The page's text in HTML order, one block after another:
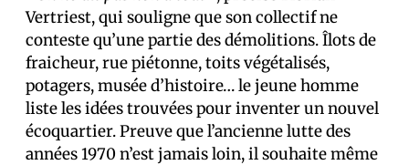
Vertriest, qui souligne que son collectif ne
conteste qu’une partie des démolitions. Îlots de
fraicheur, rue piétonne, toits végétalisés,
potagers, musée d’histoire… le jeune homme
liste les idées trouvées pour inventer un nouvel
écoquartier. Preuve que l’ancienne lutte des
années 1970 n’est jamais loin, il souhaite même